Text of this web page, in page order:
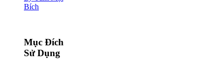
Bích
Mục Đích
Sử Dụng